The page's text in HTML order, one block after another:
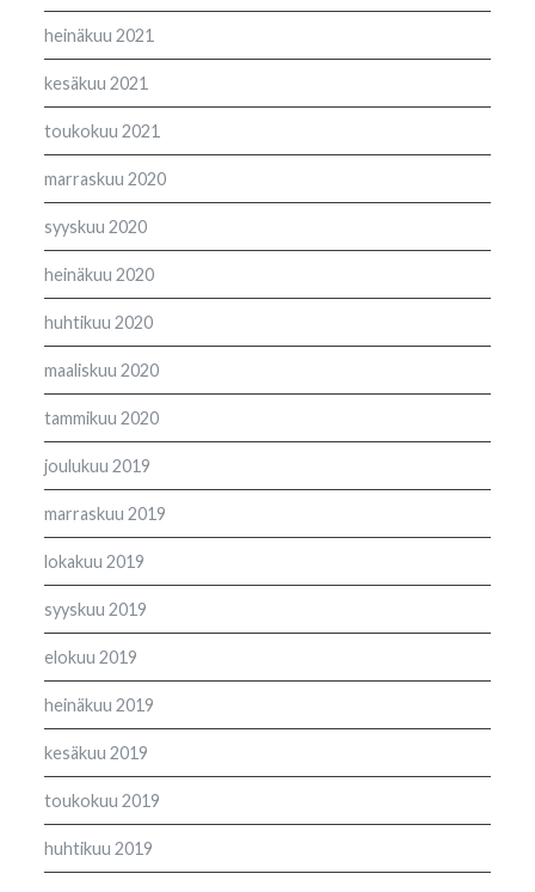
heinäkuu 2021
kesäkuu 2021
toukokuu 2021
marraskuu 2020
syyskuu 2020
heinäkuu 2020
huhtikuu 2020
maaliskuu 2020
tammikuu 2020
joulukuu 2019
marraskuu 2019
lokakuu 2019
syyskuu 2019
elokuu 2019
heinäkuu 2019
kesäkuu 2019
toukokuu 2019
huhtikuu 2019